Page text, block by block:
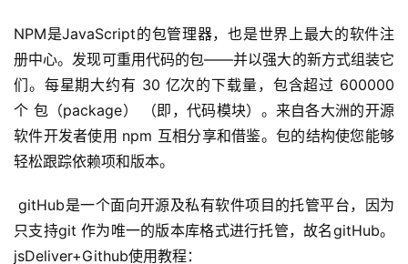
NPM是JavaScript的包管理器，也是世界上最大的软件注
册中心。发现可重用代码的包——并以强大的新方式组装它
们。每星期大约有 30 亿次的下载量，包含超过 600000
个 包（package） （即，代码模块）。来自各大洲的开源
软件开发者使用 npm 互相分享和借鉴。包的结构使您能够
轻松跟踪依赖项和版本。
gitHub是一个面向开源及私有软件项目的托管平台，因为
只支持git 作为唯一的版本库格式进行托管，故名gitHub。
jsDeliver+Github使用教程：